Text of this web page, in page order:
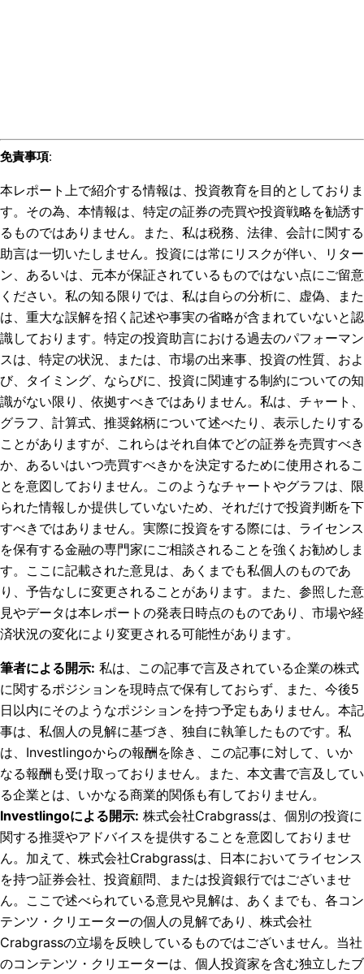
免責事項:
本レポート上で紹介する情報は、投資教育を目的としておりま
す。その為、本情報は、特定の証券の売買や投資戦略を勧誘す
るものではありません。また、私は税務、法律、会計に関する
助言は一切いたしません。投資には常にリスクが伴い、リター
ン、あるいは、元本が保証されているものではない点にご留意
ください。私の知る限りでは、私は自らの分析に、虚偽、また
は、重大な誤解を招く記述や事実の省略が含まれていないと認
識しております。特定の投資助言における過去のパフォーマン
スは、特定の状況、または、市場の出来事、投資の性質、およ
び、タイミング、ならびに、投資に関連する制約についての知
識がない限り、依拠すべきではありません。私は、チャート、
グラフ、計算式、推奨銘柄について述べたり、表示したりする
ことがありますが、これらはそれ自体でどの証券を売買すべき
か、あるいはいつ売買すべきかを決定するために使用されるこ
とを意図しておりません。このようなチャートやグラフは、限
られた情報しか提供していないため、それだけで投資判断を下
すべきではありません。実際に投資をする際には、ライセンス
を保有する金融の専門家にご相談されることを強くお勧めしま
す。ここに記載された意見は、あくまでも私個人のものであ
り、予告なしに変更されることがあります。また、参照した意
見やデータは本レポートの発表日時点のものであり、市場や経
済状況の変化により変更される可能性があります。
筆者による開示: 私は、この記事で言及されている企業の株式
に関するポジションを現時点で保有しておらず、また、今後5
日以内にそのようなポジションを持つ予定もありません。 本記
事は、私個人の見解に基づき、独自に執筆したものです。私
は、Investlingoからの報酬を除き、この記事に対して、いか
なる報酬も受け取っておりません。また、本文書で言及してい
る企業とは、いかなる商業的関係も有しておりません。
Investlingoによる開示: 株式会社Crabgrassは、個別の投資に
関する推奨やアドバイスを提供することを意図しておりませ
ん。加えて、株式会社Crabgrassは、日本においてライセンス
を持つ証券会社、投資顧問、または投資銀行ではございませ
ん。ここで述べられている意見や見解は、あくまでも、各コン
テンツ・クリエーターの個人の見解であり、株式会社
Crabgrassの立場を反映しているものではございません。当社
のコンテンツ・クリエーターは、個人投資家を含む独立したブ